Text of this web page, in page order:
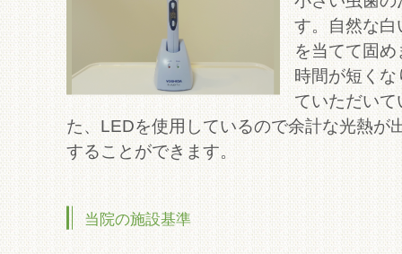
す。自然な
を当てて固
時間が短く
ていただい
た、LEDを使用しているので余計な光熱が
することができます。
当院の施設基準